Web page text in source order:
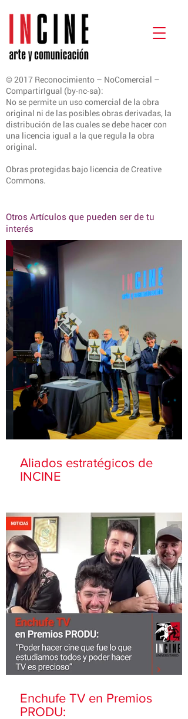
© 2017 Reconocimiento – NoComercial –
CompartirIgual (by-nc-sa):
No se permite un uso comercial de la obra
original ni de las posibles obras derivadas, la
distribución de las cuales se debe hacer con
una licencia igual a la que regula la obra
original.
Obras protegidas bajo licencia de Creative
Commons.
Otros Artículos que pueden ser de tu
interés
Aliados estratégicos de
INCINE
Enchufe TV en Premios
PRODU: